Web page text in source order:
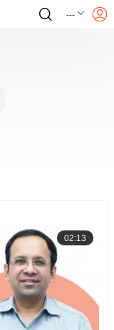
---
02:13